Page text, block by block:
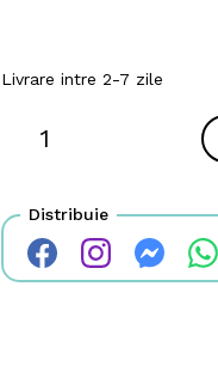
Livrare intre 2-7 zile
Distribuie